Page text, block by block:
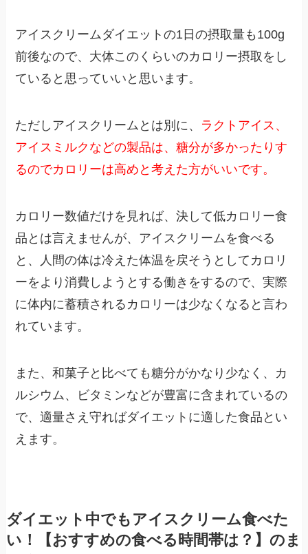
アイスクリームダイエットの1日の摂取量も100g
前後なので、大体このくらいのカロリー摂取をし
ていると思っていいと思います。
ただしアイスクリームとは別に、 ラクトアイス、
アイスミルクなどの製品は、糖分が多かったりす
るのでカロリーは高めと考えた方がいいです。
カロリー数値だけを見れば、決して低カロリー食
品とは言えませんが、アイスクリームを食べる
と、人間の体は冷えた体温を戻そうとしてカロリ
ーをより消費しようとする働きをするので、実際
に体内に蓄積されるカロリーは少なくなると言わ
れています。
また、和菓子と比べても糖分がかなり少なく、カ
ルシウム、ビタミンなどが豊富に含まれているの
で、適量さえ守ればダイエットに適した食品とい
えます。
ダイエット中でもアイスクリーム食べた
い！【おすすめの食べる時間帯は？】のま